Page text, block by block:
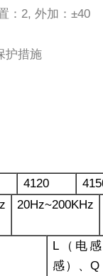
：2, 外加：±40
护措施
4120
20Hz~200KHz
L （电
感）、Q